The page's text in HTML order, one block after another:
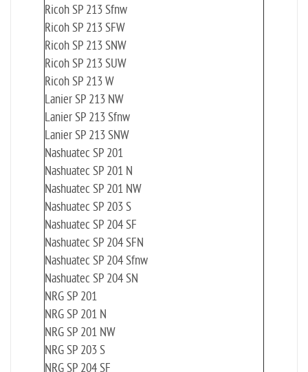
Ricoh SP 213 Sfnw
Ricoh SP 213 SFW
Ricoh SP 213 SNW
Ricoh SP 213 SUW
Ricoh SP 213 W
Lanier SP 213 NW
Lanier SP 213 Sfnw
Lanier SP 213 SNW
Nashuatec SP 201
Nashuatec SP 201 N
Nashuatec SP 201 NW
Nashuatec SP 203 S
Nashuatec SP 204 SF
Nashuatec SP 204 SFN
Nashuatec SP 204 Sfnw
Nashuatec SP 204 SN
NRG SP 201
NRG SP 201 N
NRG SP 201 NW
NRG SP 203 S
NRG SP 204 SF